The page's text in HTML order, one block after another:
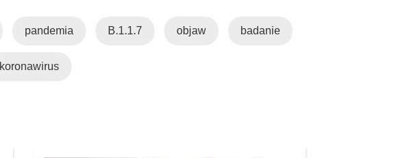
y
i
pandemia B.1.1.7 objaw badanie
koronawirus